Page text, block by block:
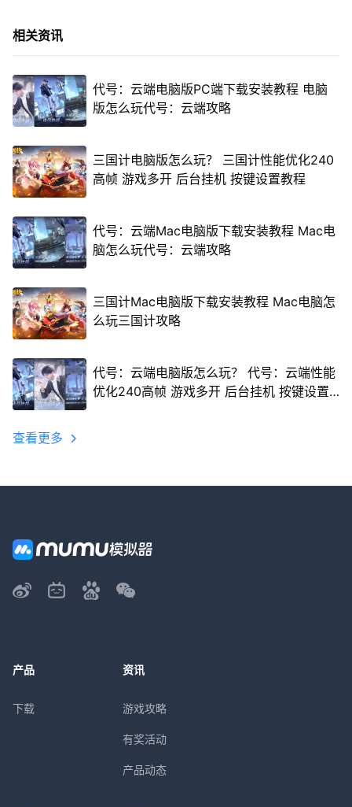
相关资讯
代号：云端电脑版PC端下载安装教程 电脑
版怎么玩代号：云端攻略
三国计电脑版怎么玩？ 三国计性能优化240
高帧 游戏多开 后台挂机 按键设置教程
代号：云端Mac电脑版下载安装教程 Mac电
脑怎么玩代号：云端攻略
三国计Mac电脑版下载安装教程 Mac电脑怎
么玩三国计攻略
代号：云端电脑版怎么玩？ 代号：云端性能
优化240高帧 游戏多开 后台挂机 按键设置
查看更多
产品
下载
资讯
游戏攻略
有奖活动
产品动态